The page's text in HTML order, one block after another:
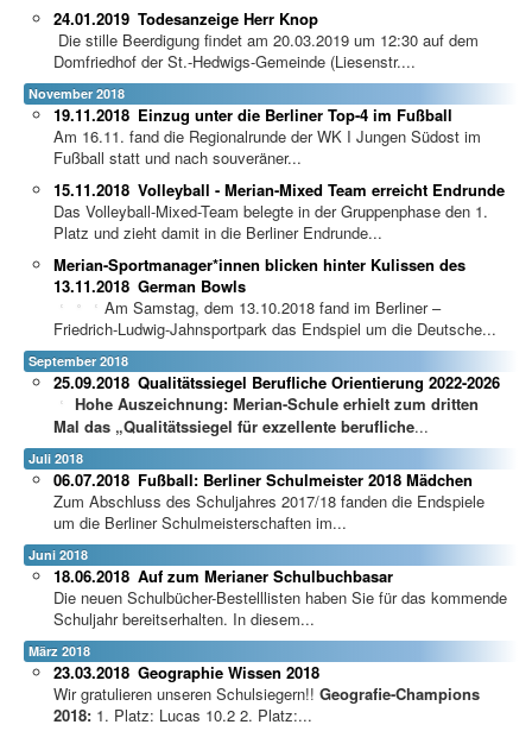
Todesanzeige Herr Knop
24.01.2019
Die stille Beerdigung findet am 20.03.2019 um 12:30 auf dem
Domfriedhof der St.-Hedwigs-Gemeinde (Liesenstr....
November 2018
Einzug unter die Berliner Top-4 im Fußball
19.11.2018
Am 16.11. fand die Regionalrunde der WK I Jungen Südost im
Fußball statt und nach souveräner...
Volleyball - Merian-Mixed Team erreicht Endrunde
15.11.2018
Das Volleyball-Mixed-Team belegte in der Gruppenphase den 1.
Platz und zieht damit in die Berliner Endrunde...
Merian-Sportmanager*innen blicken hinter Kulissen des
German Bowls
13.11.2018
Am Samstag, dem 13.10.2018 fand im Berliner –
Friedrich-Ludwig-Jahnsportpark das Endspiel um die Deutsche...
September 2018
Qualitätssiegel Berufliche Orientierung 2022-2026
25.09.2018
Hohe Auszeichnung: Merian-Schule erhielt zum dritten
Mal das „Qualitätssiegel für exzellente berufliche...
Juli 2018
Fußball: Berliner Schulmeister 2018 Mädchen
06.07.2018
Zum Abschluss des Schuljahres 2017/18 fanden die Endspiele
um die Berliner Schulmeisterschaften im...
Juni 2018
Auf zum Merianer Schulbuchbasar
18.06.2018
Die neuen Schulbücher-Bestelllisten haben Sie für das kommende
Schuljahr bereitserhalten. In diesem...
März 2018
Geographie Wissen 2018
23.03.2018
Wir gratulieren unseren Schulsiegern!! Geografie-Champions
2018: 1. Platz: Lucas 10.2 2. Platz:...